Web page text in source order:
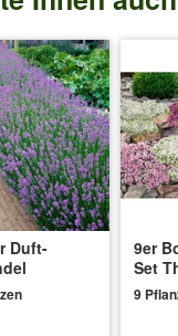
:
erst nach zwei
sie wie lange kann
über +10°C
Duft-
9er
Set
9